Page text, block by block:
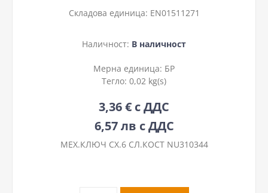
Складова единица: EN01511271
Наличност: В наличност
Мерна единица: БР
Тегло: 0,02 kg(s)
3,36 € с ДДС
6,57 лв с ДДС
МЕХ.КЛЮЧ СХ.6 СЛ.КОСТ NU310344